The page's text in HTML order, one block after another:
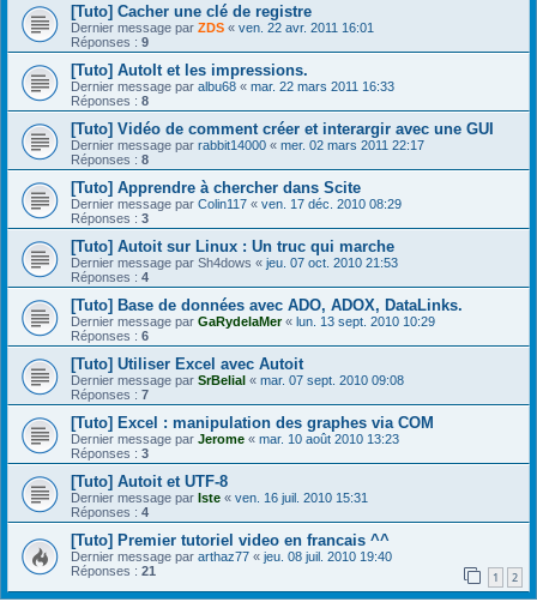
[Tuto] Cacher une clé de registre
Dernier message par ZDS « ven. 22 avr. 2011 16:01
Réponses : 9
[Tuto] AutoIt et les impressions.
Dernier message par albu68 « mar. 22 mars 2011 16:33
Réponses : 8
[Tuto] Vidéo de comment créer et interargir avec une GUI
Dernier message par rabbit14000 « mer. 02 mars 2011 22:17
Réponses : 8
[Tuto] Apprendre à chercher dans Scite
Dernier message par Colin117 « ven. 17 déc. 2010 08:29
Réponses : 3
[Tuto] Autoit sur Linux : Un truc qui marche
Dernier message par Sh4dows « jeu. 07 oct. 2010 21:53
Réponses : 4
[Tuto] Base de données avec ADO, ADOX, DataLinks.
Dernier message par GaRydelaMer« lun. 13 sept. 2010 10:29
Réponses : 6
[Tuto] Utiliser Excel avec Autoit
Dernier message par SrBelial « mar. 07 sept. 2010 09:08
Réponses : 7
[Tuto] Excel : manipulation des graphes via COM
Dernier message par Jerome « mar. 10 août 2010 13:23
Réponses : 3
[Tuto] Autoit et UTF-8
Dernier message par Iste « ven. 16 juil. 2010 15:31
Réponses : 4
[Tuto] Premier tutoriel video en francais ^^
Dernier message par arthaz77 « jeu. 08 juil. 2010 19:40
Réponses : 21 1 2